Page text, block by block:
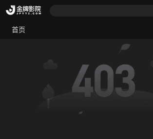
首页